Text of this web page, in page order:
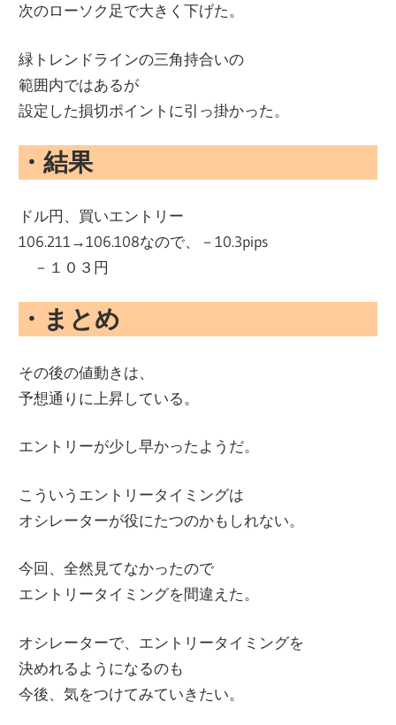
次のローソク足で大きく下げた。
緑トレンドラインの三角持合いの
範囲内ではあるが
設定した損切ポイントに引っ掛かった。
・結果
ドル円、買いエントリー
106.211→106.108なので、－10.3pips
－１０３円
・まとめ
その後の値動きは、
予想通りに上昇している。
エントリーが少し早かったようだ。
こういうエントリータイミングは
オシレーターが役にたつのかもしれない。
今回、全然見てなかったので
エントリータイミングを間違えた。
オシレーターで、エントリータイミングを
決めれるようになるのも
今後、気をつけてみていきたい。